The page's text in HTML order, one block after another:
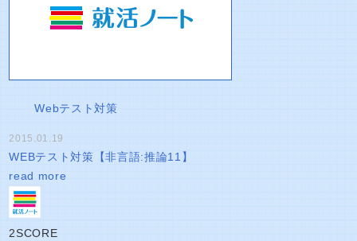
Webテスト対策
2015.01.19
WEBテスト対策【非言語:推論11】
read more
2SCORE